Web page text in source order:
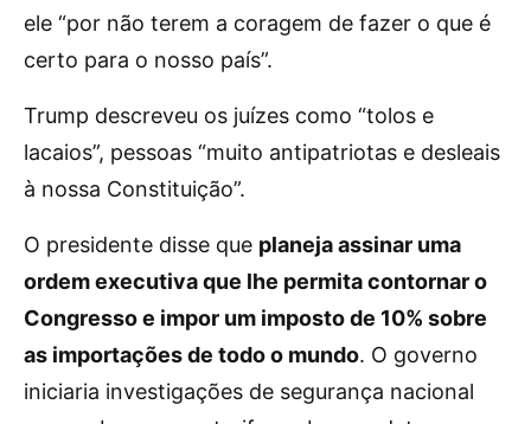
ele “por não terem a coragem de fazer o que é
certo para o nosso país”.
Trump descreveu os juízes como “tolos e
lacaios”, pessoas “muito antipatriotas e desleais
à nossa Constituição”.
O presidente disse que planeja assinar uma
ordem executiva que lhe permita contornar o
Congresso e impor um imposto de 10% sobre
as importações de todo o mundo. O governo
iniciaria investigações de segurança nacional